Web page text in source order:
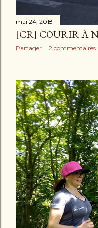
mai 24, 2018
[CR] COURIR À
Partager 2 commentaires